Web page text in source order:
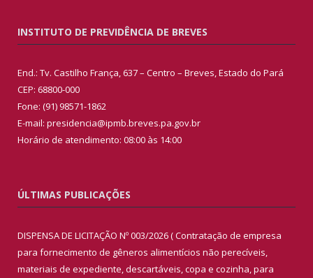
INSTITUTO DE PREVIDÊNCIA DE BREVES
End.: Tv. Castilho França, 637 – Centro – Breves, Estado do Pará
CEP: 68800-000
Fone: (91) 98571-1862
E-mail: presidencia@ipmb.breves.pa.gov.br
Horário de atendimento: 08:00 às 14:00
ÚLTIMAS PUBLICAÇÕES
DISPENSA DE LICITAÇÃO Nº 003/2026 ( Contratação de empresa
para fornecimento de gêneros alimentícios não perecíveis,
materiais de expediente, descartáveis, copa e cozinha, para